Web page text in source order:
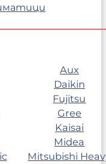
Aux
Daikin
Fujitsu
Gree
Kaisai
Midea
Mitsubishi